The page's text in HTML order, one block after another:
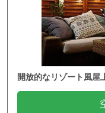
開放的なリゾート風屋